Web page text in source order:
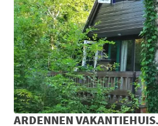
ARDENNEN